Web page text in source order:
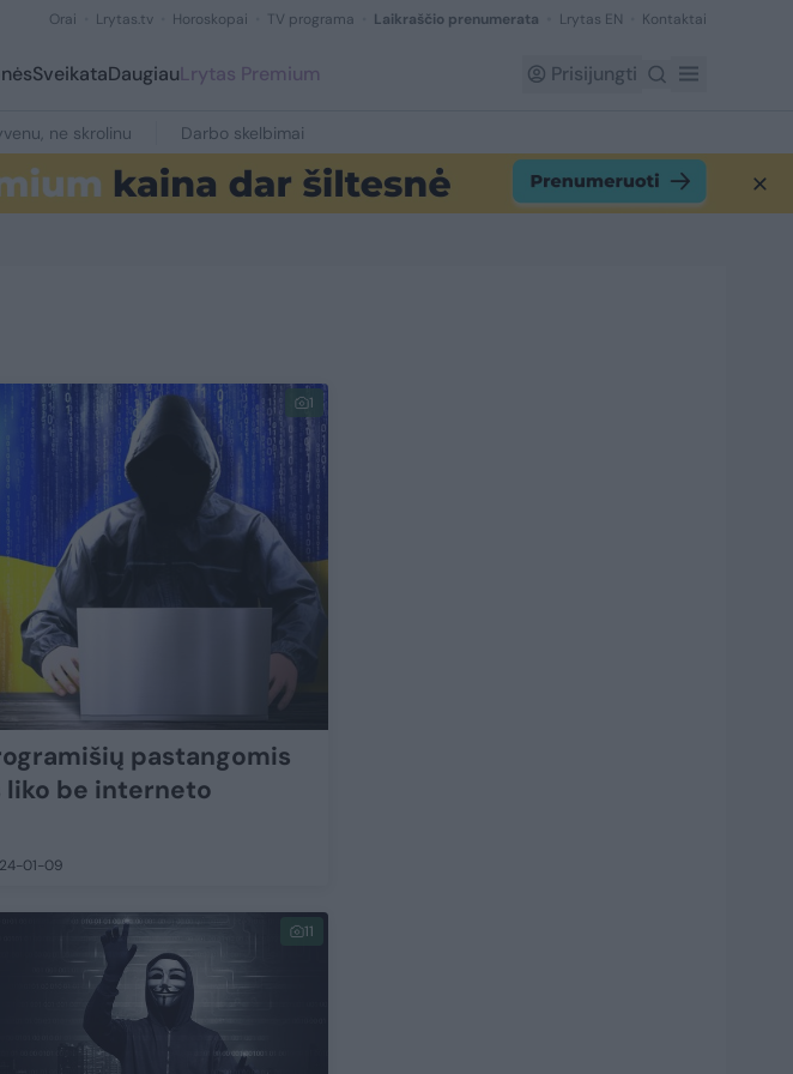
Orai Lrytas.tv Horoskopai TV programa Laikraščio prenumerata Lrytas EN Kontaktai
SveikataDaugiauLrytas Premium Prisijungti
ne skrolinu Darbo skelbimai
1
pastangomis
liko be interneto
01-09
11